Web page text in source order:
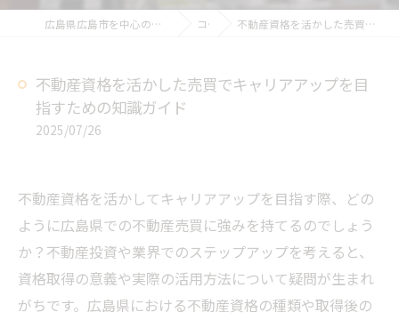
広島県広島市を中心の不動産売買なら中日ホーム販売有限会社 コラム 不動産資格を活かした売買でキャリアアップを目指すための知識ガイド
不動産資格を活かした売買でキャリアアップを目
指すための知識ガイド
2025/07/26
不動産資格を活かしてキャリアアップを目指す際、どの
ように広島県での不動産売買に強みを持てるのでしょう
か？不動産投資や業界でのステップアップを考えると、
資格取得の意義や実際の活用方法について疑問が生まれ
がちです。広島県における不動産資格の種類や取得後の